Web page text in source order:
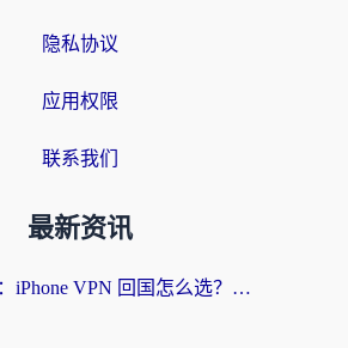
隐私协议
应用权限
联系我们
最新资讯
海外党必看：iPhone VPN 回国怎么选？一篇搞定无缝访问国内资源